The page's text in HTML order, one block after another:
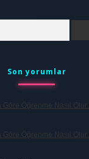
Son yorumlar
Öğrenme Nasıl Olur
Öğrenme Nasıl Olur